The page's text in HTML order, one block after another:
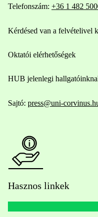
Telefonszám: +36 1 482
Kérdésed van a felvételivel
Oktatói elérhetőségek
HUB jelenlegi
Sajtó: press@uni-
Hasznos linkek